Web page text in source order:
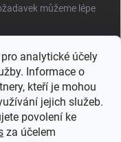
analytické účely
Informace o
kteří je mohou
jejich služeb.
povolení ke
za účelem
můžeme lépe